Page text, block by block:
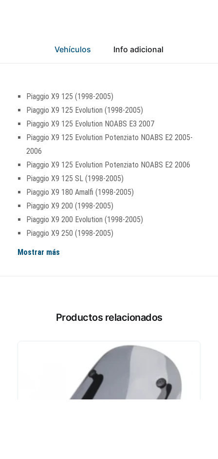
Vehículos Info adicional
Piaggio X9 125 (1998-2005)
Piaggio X9 125 Evolution (1998-2005)
Piaggio X9 125 Evolution NOABS E3 2007
Piaggio X9 125 Evolution Potenziato NOABS E2 2005-
2006
Piaggio X9 125 Evolution Potenziato NOABS E2 2006
Piaggio X9 125 SL (1998-2005)
Piaggio X9 180 Amalfi (1998-2005)
Piaggio X9 200 (1998-2005)
Piaggio X9 200 Evolution (1998-2005)
Piaggio X9 250 (1998-2005)
Mostrar más
Productos relacionados